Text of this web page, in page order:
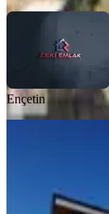
Ençetin